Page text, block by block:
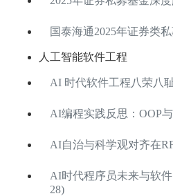
国泰海通2025年证券类
人工智能软件工程
AI 时代软件工程八荣八
AI编程实践反思：OOP
AI自治与科学观对齐在
AI时代程序员未来与软
28)